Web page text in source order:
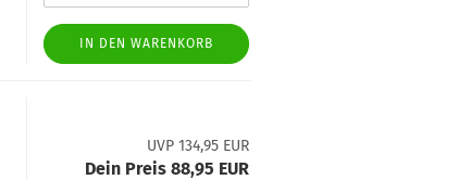
IN DEN WARENKORB
UVP 134,95 EUR
Dein Preis 88,95 EUR